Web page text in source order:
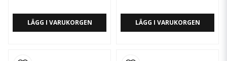
LÄGG I VARUKORGEN LÄGG I VARUKORGEN